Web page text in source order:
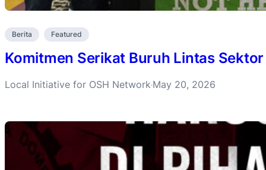
Berita Featured
Komitmen Serikat Buruh Lintas
Local Initiative for OSH Network·May 20, 2026